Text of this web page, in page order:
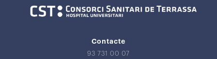
Contacte
93 731 00 07